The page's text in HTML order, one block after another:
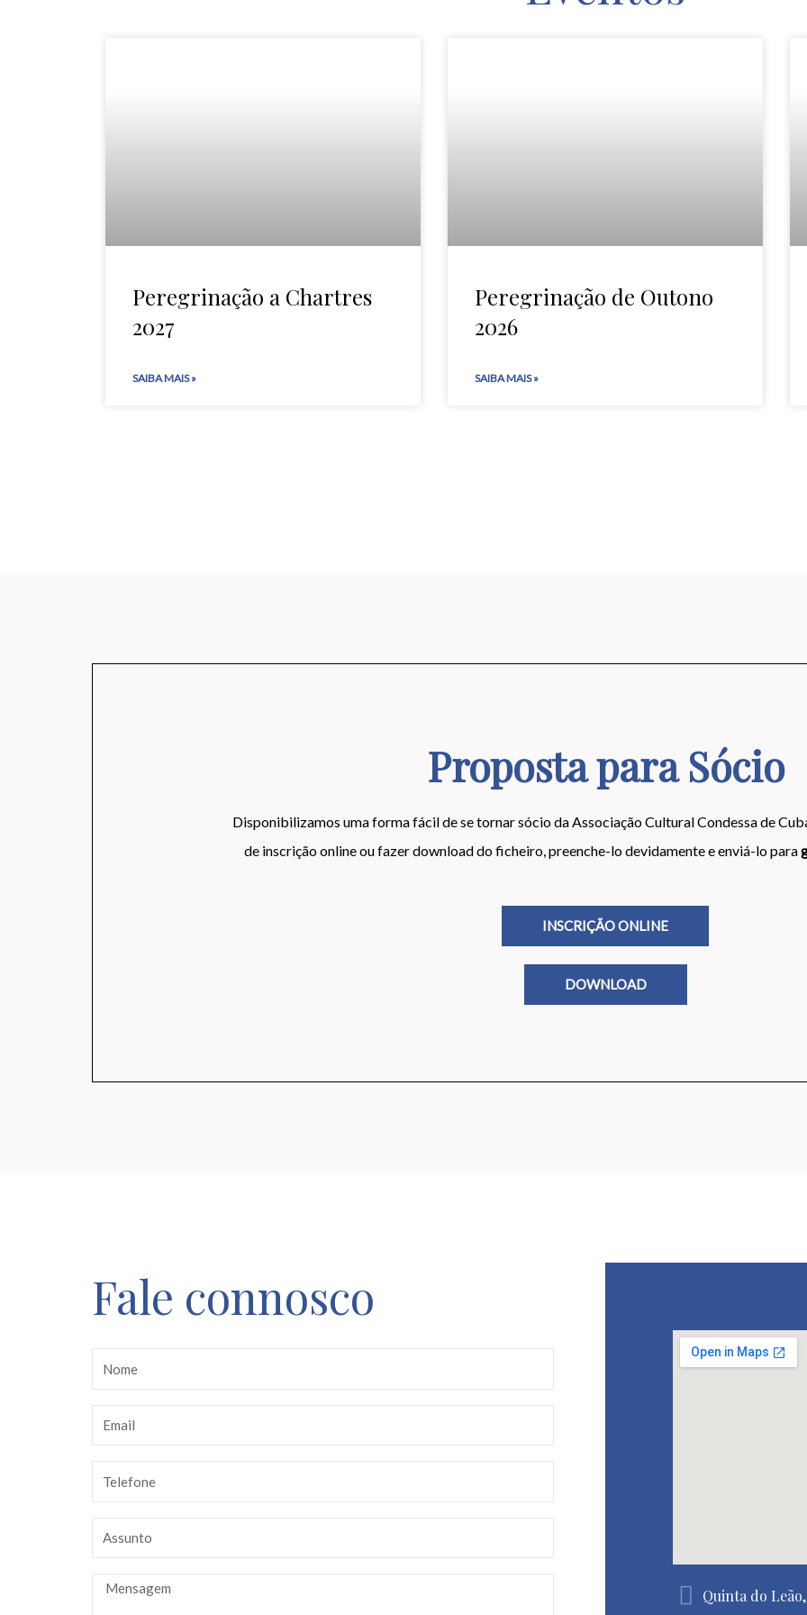
Peregrinação a Chartres
2027
SAIBA MAIS »
Peregrinação de Outono
2026
SAIBA MAIS »
Proposta para Sócio
Disponibilizamos uma forma fácil de se tornar sócio da Associação Cultural Condessa de
de inscrição online ou fazer download do ficheiro, preenche-lo devidamente e enviá-lo para
INSCRIÇÃO ONLINE
DOWNLOAD
Fale connosco
Quinta do